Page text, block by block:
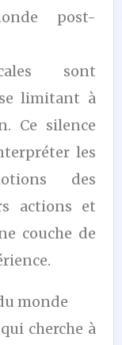
post-
sont
limitant à
Ce silence
les
des
actions et
couche de
monde
cherche à